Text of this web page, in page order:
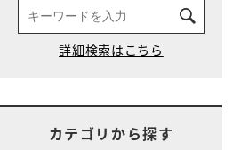
カテゴリから探す